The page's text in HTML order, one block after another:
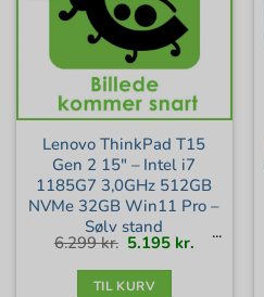
Lenovo ThinkPad T15
Gen 2 15″ – Intel i7
1185G7 3,0GHz 512GB
NVMe 32GB Win11 Pro –
Sølv stand
6.299kr. Den
oprindelige
pris
5.195 kr. Den
TIL KURV